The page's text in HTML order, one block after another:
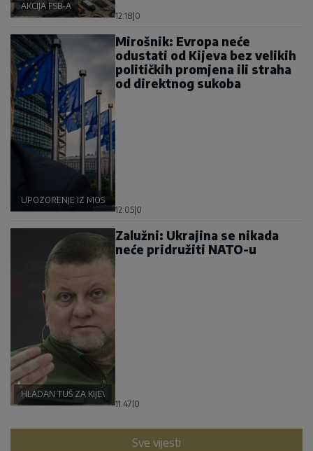
AKCIJA FSB-A
12:18 0
UPOZORENJE IZ MOSKVE
Mirošnik: Evropa neće
odustati od Kijeva bez velikih
političkih promjena ili straha
od direktnog sukoba
12:05 0
HLADAN TUŠ ZA KIJEV
Zalužni: Ukrajina se nikada
neće pridružiti NATO-u
11:47 0
Sve vijesti